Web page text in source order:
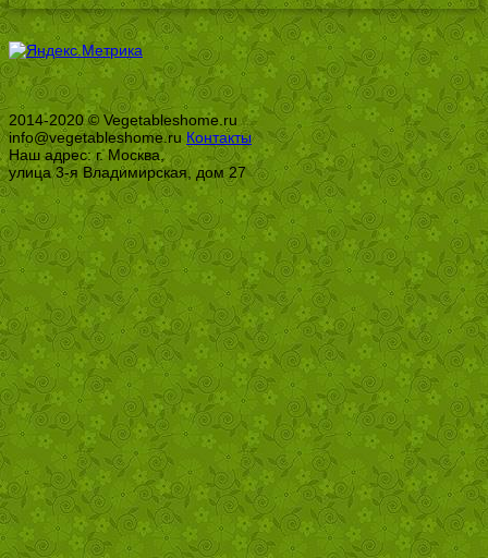
2014-2020 © Vegetableshome.ru
info@vegetableshome.ru Контакты
Наш адрес: г. Москва,
улица 3-я Владимирская, дом 27